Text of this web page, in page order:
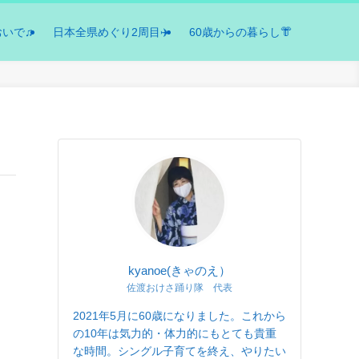
いで♫ 日本全県めぐり2周目✈️ 60歳からの暮らし👘
kyanoe(きゃのえ）
佐渡おけさ踊り隊 代表
2021年5月に60歳になりました。これから
の10年は気力的・体力的にもとても貴重
な時間。シングル子育てを終え、やりたい